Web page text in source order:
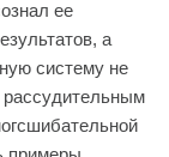
ее
а
систему не